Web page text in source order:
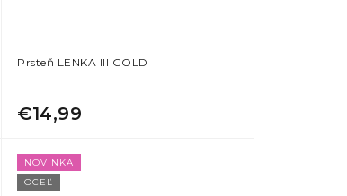
Prsteň LENKA III GOLD
€14,99
NOVINKA
OCEĽ